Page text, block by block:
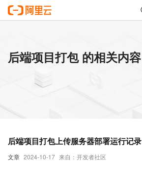
后端项目打包 的相关内容
文章 2024-10-17 来自：开发者社区
后端项目打包上传服务器部署运行记录